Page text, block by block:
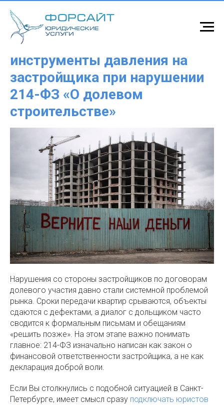
Рабочие юридические
инструменты давления на
застройщика при нарушении
214-ФЗ «О долевом
строительстве»
Нарушения со стороны застройщиков по договорам
долевого участия давно стали системной проблемой
рынка. Сроки передачи квартир срываются, объекты
сдаются с дефектами, а диалог с дольщиком часто
сводится к формальным письмам и обещаниям
«решить позже». На этом этапе важно понимать
главное: 214-ФЗ изначально написан как закон о
финансовой ответственности застройщика, а не как
декларация доброй воли.
Если Вы столкнулись с подобной ситуацией в Санкт-
Петербурге, имеет смысл сразу подключать юристов